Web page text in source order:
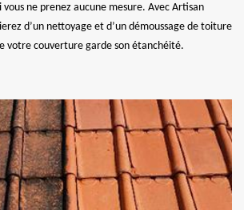
ne prenez aucune mesure. Avec Artisan
d’un nettoyage et d’un démoussage de toiture
votre couverture garde son étanchéité.